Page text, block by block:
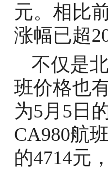
元。相比
涨幅已超
不仅是
班价格也
为5月5日
CA980航
的4714元